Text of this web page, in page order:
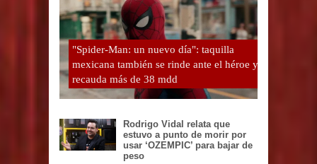
"Spider-Man: un nuevo día": taquilla
mexicana también se rinde ante el héroe y
recauda más de 38 mdd
Rodrigo Vidal relata que
estuvo a punto de morir por
usar ‘OZEMPIC’ para bajar de
peso